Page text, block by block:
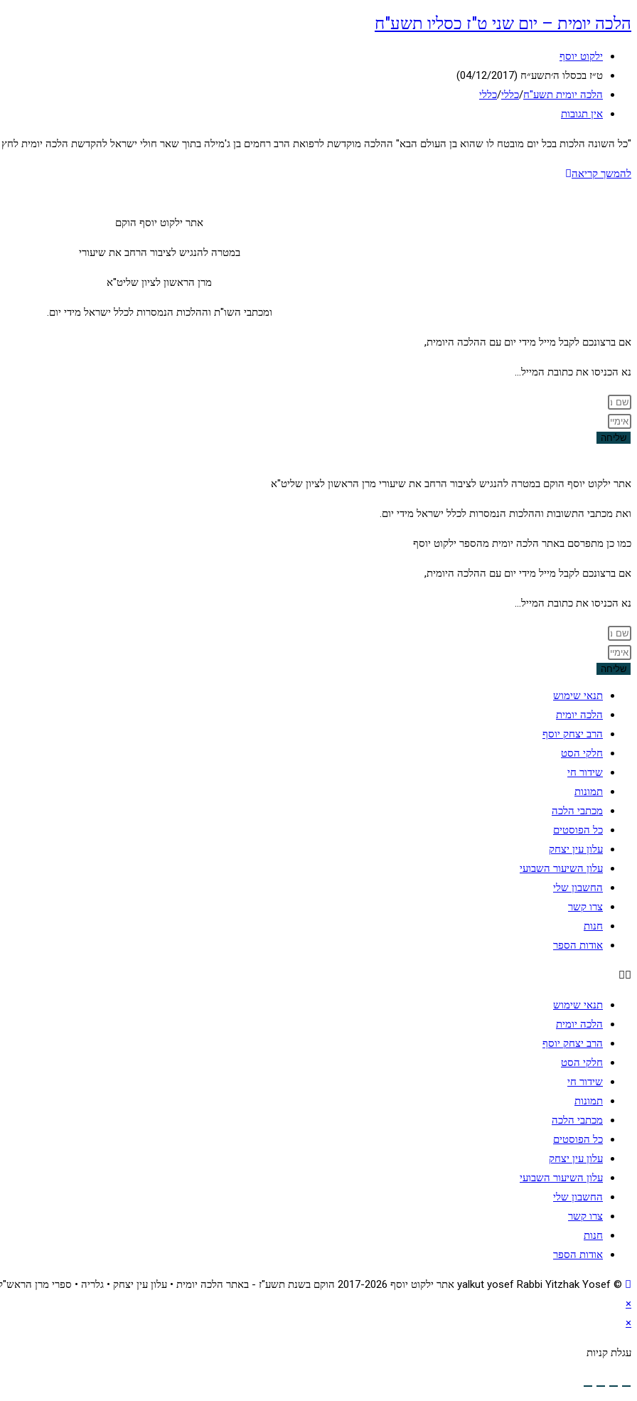
הלכה יומית – יום שני ט"ז כסליו תשע"ח
מחבר:
ילקוט יוסף
פורסם:
ט״ז בכסלו ה׳תשע״ח (04/12/2017)
קטגוריה:
הלכה יומית תשע"ח/כללי/כללי
תגובות:
אין תגובות
"כל השונה הלכות בכל יום מובטח לו שהוא בן העולם הבא" ההלכה מוקדשת לרפואת הרב רחמים בן ג'מילה בתוך שאר חולי ישראל להקדשת הלכה יומית לחץ
להמשך קריאההלכה
אתר ילקוט יוסף הוקם
במטרה להנגיש לציבור הרחב את שיעורי
מרן הראשון לציון שליט"א
ומכתבי השו"ת וההלכות הנמסרות לכלל ישראל מידי יום.
אם ברצונכם לקבל מייל מידי יום עם ההלכה היומית,
נא הכניסו את כתובת המייל…
שליחה
אתר ילקוט יוסף הוקם במטרה להנגיש לציבור הרחב את שיעורי מרן הראשון לציון שליט"א
ואת מכתבי התשובות וההלכות הנמסרות לכלל ישראל מידי יום.
כמו כן מתפרסם באתר הלכה יומית מהספר ילקוט יוסף
אם ברצונכם לקבל מייל מידי יום עם ההלכה היומית,
נא הכניסו את כתובת המייל…
שליחה
תנאי שימוש
הלכה יומית
הרב יצחק יוסף
חלקי הסט
שידור חי
תמונות
מכתבי הלכה
כל הפוסטים
עלון עין יצחק
עלון השיעור השבועי
החשבון שלי
צרו קשר
חנות
אודות הספר
תנאי שימוש
הלכה יומית
הרב יצחק יוסף
חלקי הסט
שידור חי
תמונות
מכתבי הלכה
כל הפוסטים
עלון עין יצחק
עלון השיעור השבועי
החשבון שלי
צרו קשר
חנות
אודות הספר
© yalkut yosef Rabbi Yitzhak Yosef אתר ילקוט יוסף 2017-2026 הוקם בשנת תשע"ז - באתר הלכה יומית • עלון עין יצחק • גלריה • ספרי מרן הראש"ל • השיעור השבועי 077-2249906
×
×
עגלת קניות